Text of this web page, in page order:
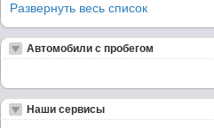
Развернуть весь список
Автомобили с пробегом
Наши сервисы